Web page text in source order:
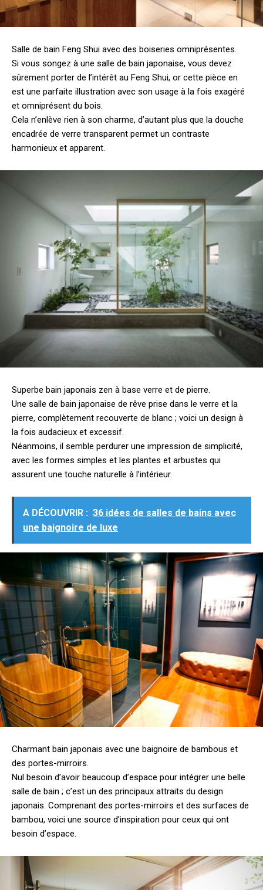
Salle de bain Feng Shui avec des boiseries omniprésentes.
Si vous songez à une salle de bain japonaise, vous devez
sûrement porter de l’intérêt au Feng Shui, or cette pièce en
est une parfaite illustration avec son usage à la fois exagéré
et omniprésent du bois.
Cela n’enlève rien à son charme, d’autant plus que la douche
encadrée de verre transparent permet un contraste
harmonieux et apparent.
Superbe bain japonais zen à base verre et de pierre.
Une salle de bain japonaise de rêve prise dans le verre et la
pierre, complètement recouverte de blanc ; voici un design à
la fois audacieux et excessif.
Néanmoins, il semble perdurer une impression de simplicité,
avec les formes simples et les plantes et arbustes qui
assurent une touche naturelle à l’intérieur.
A DÉCOUVRIR : 36 idées de salles de bains avec
une baignoire de luxe
Charmant bain japonais avec une baignoire de bambous et
des portes-mirroirs.
Nul besoin d’avoir beaucoup d’espace pour intégrer une belle
salle de bain ; c’est un des principaux attraits du design
japonais. Comprenant des portes-mirroirs et des surfaces de
bambou, voici une source d’inspiration pour ceux qui ont
besoin d’espace.